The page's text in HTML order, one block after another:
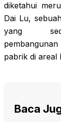
diketahui
Dai Lu,
yang
pabrik di areal
Baca